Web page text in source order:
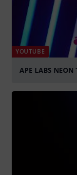
YOUTUBE
APE LABS NEON